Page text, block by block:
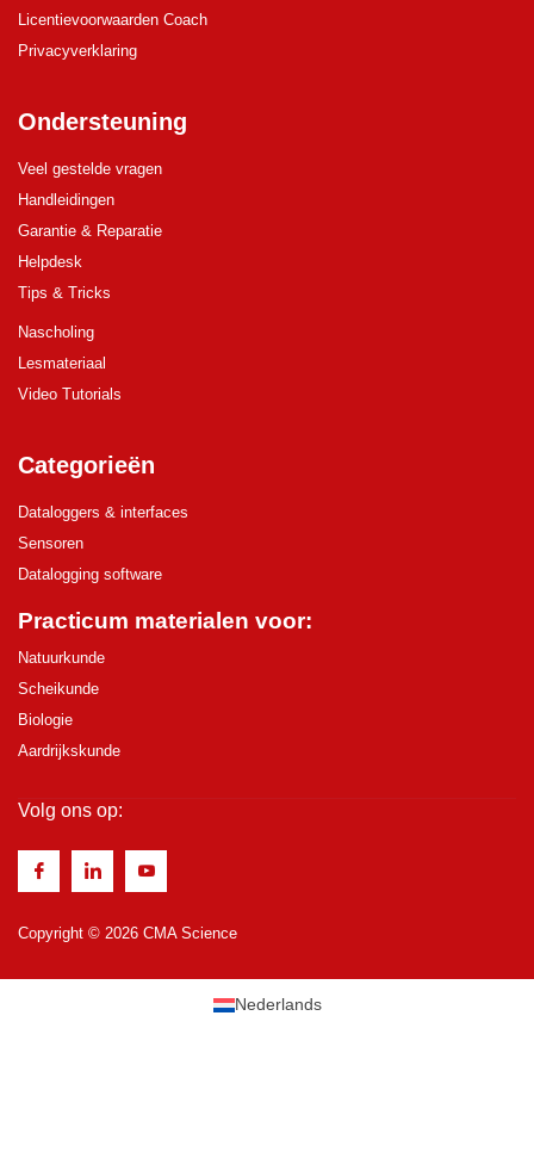
Licentievoorwaarden Coach
Privacyverklaring
Ondersteuning
Veel gestelde vragen
Handleidingen
Garantie & Reparatie
Helpdesk
Tips & Tricks
Nascholing
Lesmateriaal
Video Tutorials
Categorieën
Dataloggers & interfaces
Sensoren
Datalogging software
Practicum materialen voor:
Natuurkunde
Scheikunde
Biologie
Aardrijkskunde
Volg ons op:
Copyright © 2026 CMA Science
Nederlands